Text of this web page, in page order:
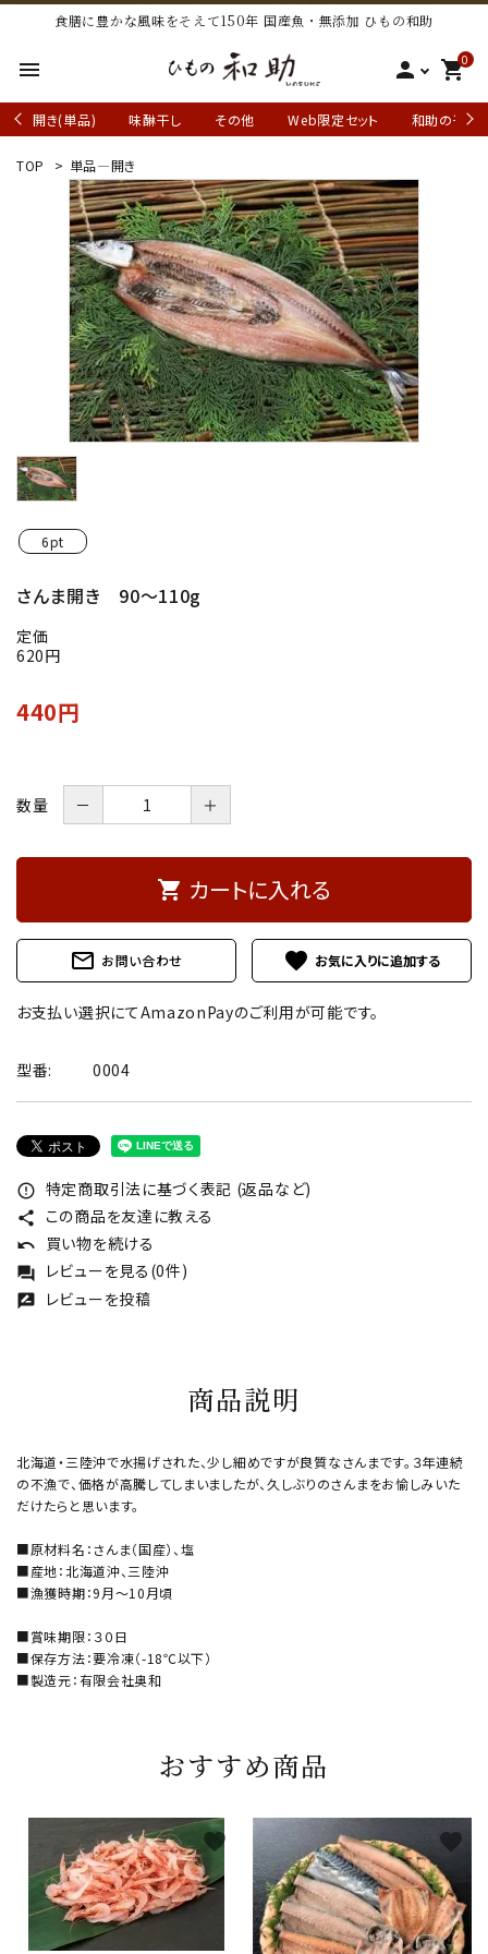
食膳に豊かな風味をそえて150年 国産魚・無添加 ひもの和助
menu person 0
shopping_cart
開き(単品) 味醂干し その他 Web限定セット 和助の干物
TOP > 単品―開き
6pt
さんま開き 90～110g
定価
620円
440円
数量 － ＋
shopping_cart カートに入れる
mail_outline お問い合わせ favorite
お支払い選択にてAmazonPayのご利用が可能です。
型番: 0004
error_outline 特定商取引法に基づく表記 (返品など)
share この商品を友達に教える
undo 買い物を続ける
forum レビューを見る(0件)
rate_review レビューを投稿
商品説明
北海道・三陸沖で水揚げされた、少し細めですが良質なさんまです。３年連続
の不漁で、価格が高騰してしまいましたが、久しぶりのさんまをお愉しみいた
だけたらと思います。
■原材料名：さんま（国産）、塩
■産地：北海道沖、三陸沖
■漁獲時期：9月～10月頃
■賞味期限：３０日
■保存方法：要冷凍（-18℃以下）
■製造元：有限会社奥和
おすすめ商品
favorite favorite